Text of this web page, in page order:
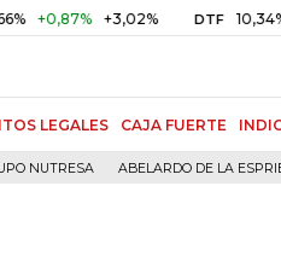
+3,02% DTF 10,34%
LEGALES CAJA FUERTE
NUTRESA ABELARDO DE LA